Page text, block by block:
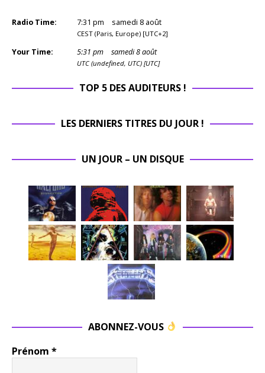
Radio Time: 7:31 pm samedi 8 août
CEST (Paris, Europe) [UTC+2]
Your Time: 5:31 pm samedi 8 août
UTC (undefined, UTC) [UTC]
TOP 5 DES AUDITEURS !
LES DERNIERS TITRES DU JOUR !
UN JOUR – UN DISQUE
ABONNEZ-VOUS
Prénom *